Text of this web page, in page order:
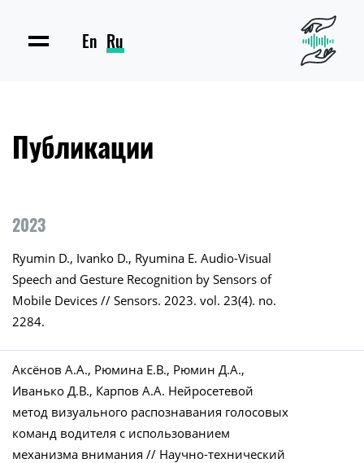
En Ru
Публикации
2023
Ryumin D., Ivanko D., Ryumina E. Audio-Visual
Speech and Gesture Recognition by Sensors of
Mobile Devices // Sensors. 2023. vol. 23(4). no.
2284.
Аксёнов А.А., Рюмина Е.В., Рюмин Д.А.,
Иванько Д.В., Карпов А.А. Нейросетевой
метод визуального распознавания голосовых
команд водителя с использованием
механизма внимания // Научно-технический